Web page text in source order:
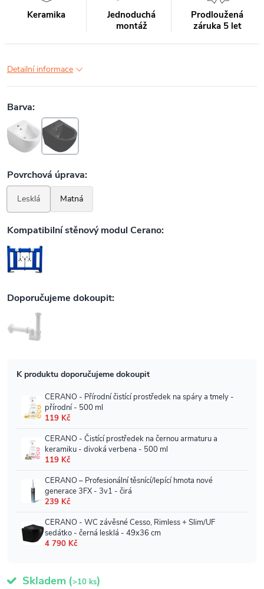
Keramika
Jednoduchá
montáž
Prodloužená
záruka 5 let
Detailní informace
Skladem (>10 ks)